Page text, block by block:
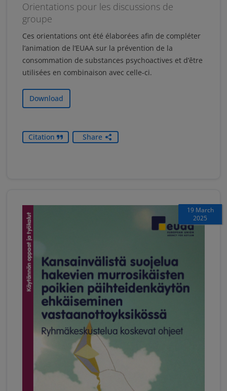
Orientations pour les discussions de
groupe
Ces orientations ont été élaborées afin de compléter
l’animation de l’EUAA sur la prévention de la
consommation de substances psychoactives et d’être
utilisées en combinaison avec celle-ci.
Download
Citation Share
19 March
2025